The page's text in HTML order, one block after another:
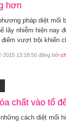
hơn
pháp diệt mối
lây nhiễm hiện nay
vượt trội khiến
2015 13:18:50 đăng bởi
chất vào tổ
những cách diệt mối